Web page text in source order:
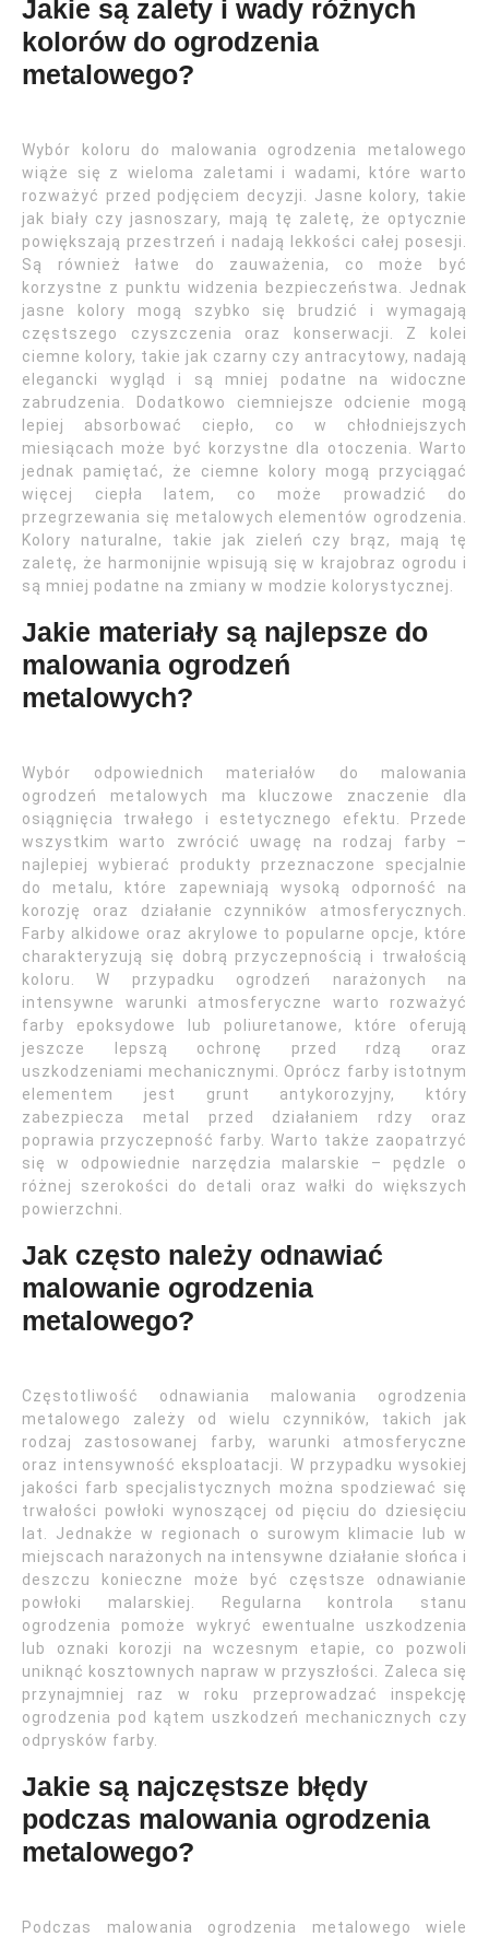
Jakie są zalety i wady różnych
kolorów do ogrodzenia
metalowego?
Wybór koloru do malowania ogrodzenia metalowego
wiąże się z wieloma zaletami i wadami, które warto
rozważyć przed podjęciem decyzji. Jasne kolory, takie
jak biały czy jasnoszary, mają tę zaletę, że optycznie
powiększają przestrzeń i nadają lekkości całej posesji.
Są również łatwe do zauważenia, co może być
korzystne z punktu widzenia bezpieczeństwa. Jednak
jasne kolory mogą szybko się brudzić i wymagają
częstszego czyszczenia oraz konserwacji. Z kolei
ciemne kolory, takie jak czarny czy antracytowy, nadają
elegancki wygląd i są mniej podatne na widoczne
zabrudzenia. Dodatkowo ciemniejsze odcienie mogą
lepiej absorbować ciepło, co w chłodniejszych
miesiącach może być korzystne dla otoczenia. Warto
jednak pamiętać, że ciemne kolory mogą przyciągać
więcej ciepła latem, co może prowadzić do
przegrzewania się metalowych elementów ogrodzenia.
Kolory naturalne, takie jak zieleń czy brąz, mają tę
zaletę, że harmonijnie wpisują się w krajobraz ogrodu i
są mniej podatne na zmiany w modzie kolorystycznej.
Jakie materiały są najlepsze do
malowania ogrodzeń
metalowych?
Wybór odpowiednich materiałów do malowania
ogrodzeń metalowych ma kluczowe znaczenie dla
osiągnięcia trwałego i estetycznego efektu. Przede
wszystkim warto zwrócić uwagę na rodzaj farby –
najlepiej wybierać produkty przeznaczone specjalnie
do metalu, które zapewniają wysoką odporność na
korozję oraz działanie czynników atmosferycznych.
Farby alkidowe oraz akrylowe to popularne opcje, które
charakteryzują się dobrą przyczepnością i trwałością
koloru. W przypadku ogrodzeń narażonych na
intensywne warunki atmosferyczne warto rozważyć
farby epoksydowe lub poliuretanowe, które oferują
jeszcze lepszą ochronę przed rdzą oraz
uszkodzeniami mechanicznymi. Oprócz farby istotnym
elementem jest grunt antykorozyjny, który
zabezpiecza metal przed działaniem rdzy oraz
poprawia przyczepność farby. Warto także zaopatrzyć
się w odpowiednie narzędzia malarskie – pędzle o
różnej szerokości do detali oraz wałki do większych
powierzchni.
Jak często należy odnawiać
malowanie ogrodzenia
metalowego?
Częstotliwość odnawiania malowania ogrodzenia
metalowego zależy od wielu czynników, takich jak
rodzaj zastosowanej farby, warunki atmosferyczne
oraz intensywność eksploatacji. W przypadku wysokiej
jakości farb specjalistycznych można spodziewać się
trwałości powłoki wynoszącej od pięciu do dziesięciu
lat. Jednakże w regionach o surowym klimacie lub w
miejscach narażonych na intensywne działanie słońca i
deszczu konieczne może być częstsze odnawianie
powłoki malarskiej. Regularna kontrola stanu
ogrodzenia pomoże wykryć ewentualne uszkodzenia
lub oznaki korozji na wczesnym etapie, co pozwoli
uniknąć kosztownych napraw w przyszłości. Zaleca się
przynajmniej raz w roku przeprowadzać inspekcję
ogrodzenia pod kątem uszkodzeń mechanicznych czy
odprysków farby.
Jakie są najczęstsze błędy
podczas malowania ogrodzenia
metalowego?
Podczas malowania ogrodzenia metalowego wiele